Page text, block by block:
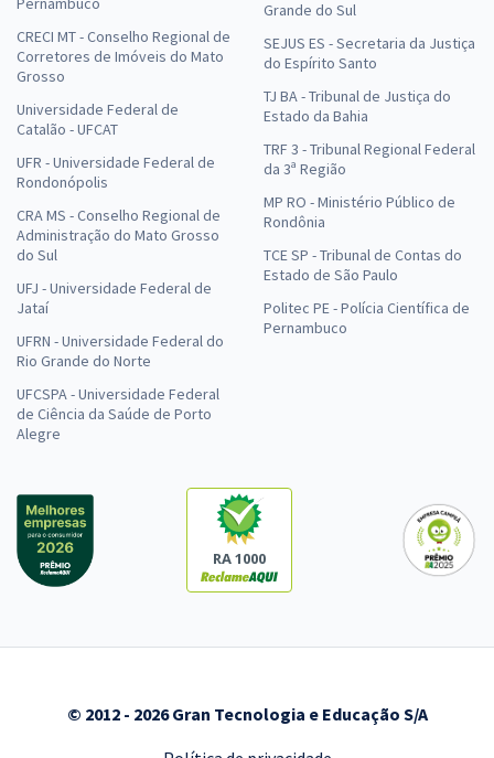
CRECI MT - Conselho Regional de
Corretores de Imóveis do Mato
Grosso
Universidade Federal de
Catalão - UFCAT
UFR - Universidade Federal de
Rondonópolis
CRA MS - Conselho Regional de
Administração do Mato Grosso
do Sul
UFJ - Universidade Federal de
Jataí
UFRN - Universidade Federal do
Rio Grande do Norte
UFCSPA - Universidade Federal
de Ciência da Saúde de Porto
Alegre
Grande do Sul
SEJUS ES - Secretaria da Justiça
do Espírito Santo
TJ BA - Tribunal de Justiça do
Estado da Bahia
TRF 3 - Tribunal Regional Federal
da 3ª Região
MP RO - Ministério Público de
Rondônia
TCE SP - Tribunal de Contas do
Estado de São Paulo
Politec PE - Polícia Científica de
Pernambuco
RA 1000
© 2012 - 2026 Gran Tecnologia e Educação S/A